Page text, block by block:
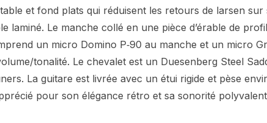
et fond plats qui réduisent les retours de larsen
laminé. Le manche collé en une pièce d’érable de
un micro Domino P‑90 au manche et un micro
tonalité. Le chevalet est un Duesenberg Steel
La guitare est livrée avec un étui rigide et pèse
pour son élégance rétro et sa sonorité